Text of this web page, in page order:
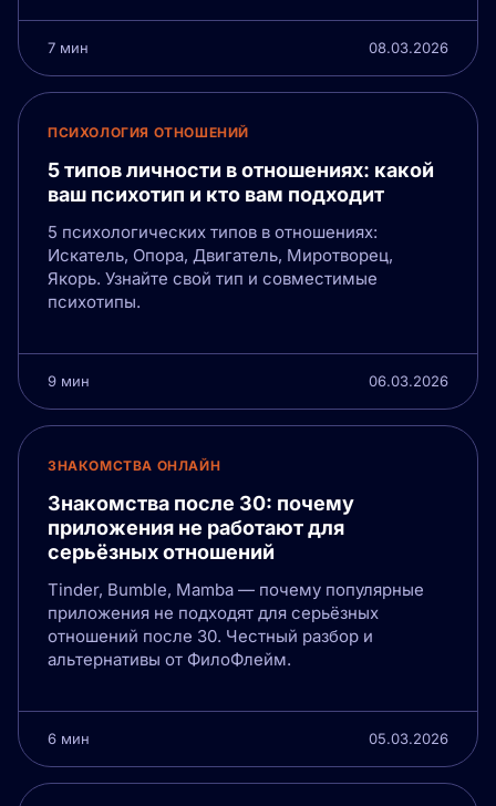
7 мин 08.03.2026
ПСИХОЛОГИЯ ОТНОШЕНИЙ
5 типов личности в отношениях: какой
ваш психотип и кто вам подходит
5 психологических типов в отношениях:
Искатель, Опора, Двигатель, Миротворец,
Якорь. Узнайте свой тип и совместимые
психотипы.
9 мин 06.03.2026
ЗНАКОМСТВА ОНЛАЙН
Знакомства после 30: почему
приложения не работают для
серьёзных отношений
Tinder, Bumble, Mamba — почему популярные
приложения не подходят для серьёзных
отношений после 30. Честный разбор и
альтернативы от ФилоФлейм.
6 мин 05.03.2026